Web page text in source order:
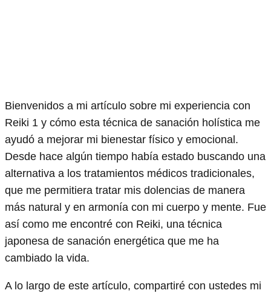
Bienvenidos a mi artículo sobre mi experiencia con
Reiki 1 y cómo esta técnica de sanación holística me
ayudó a mejorar mi bienestar físico y emocional.
Desde hace algún tiempo había estado buscando una
alternativa a los tratamientos médicos tradicionales,
que me permitiera tratar mis dolencias de manera
más natural y en armonía con mi cuerpo y mente. Fue
así como me encontré con Reiki, una técnica
japonesa de sanación energética que me ha
cambiado la vida.
A lo largo de este artículo, compartiré con ustedes mi